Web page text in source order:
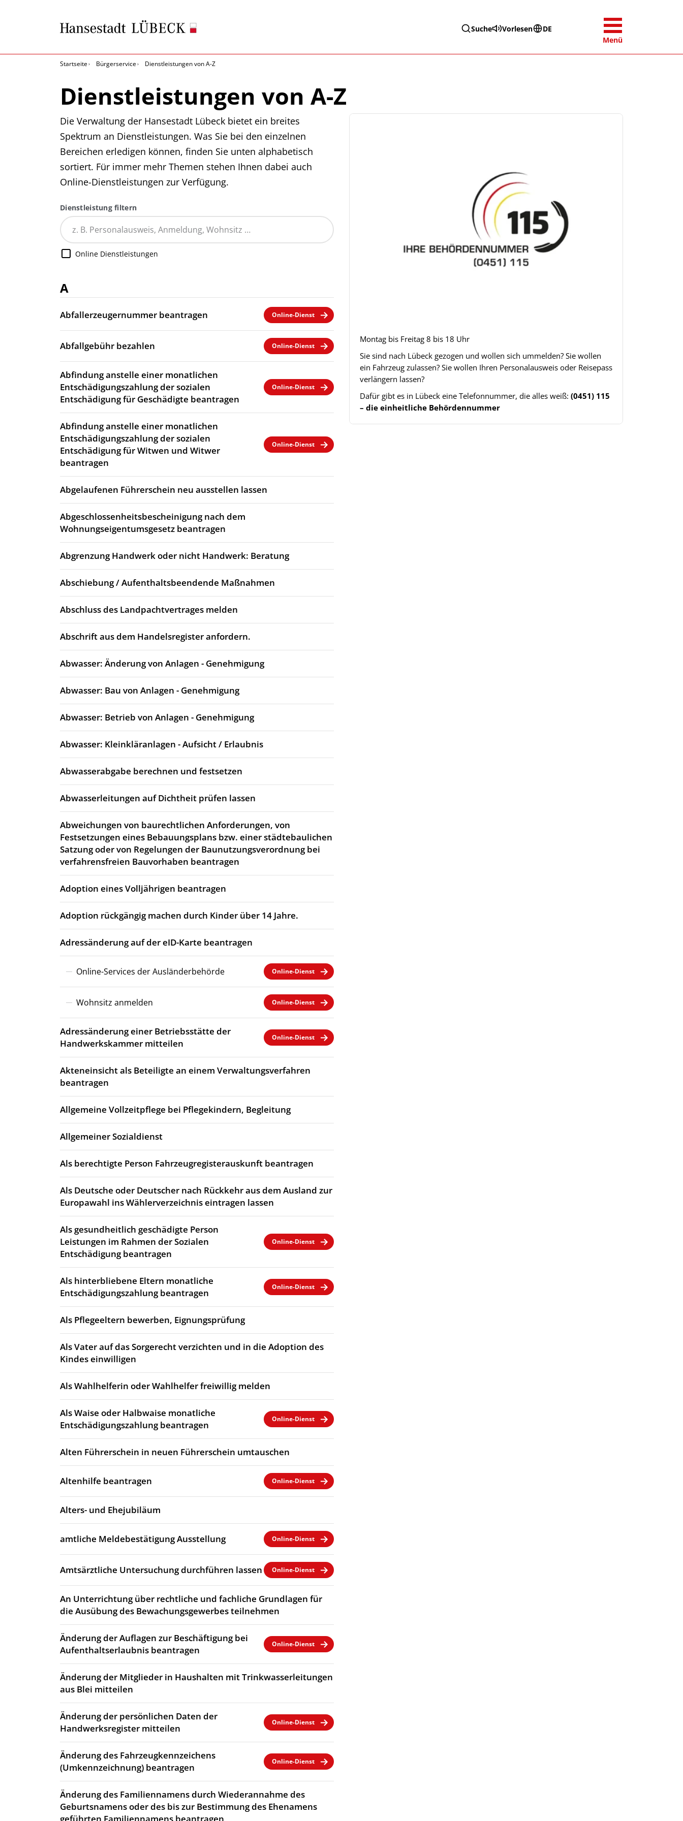
Suche Vorlesen
DE
Menü
Startseite Bürgerservice Dienstleistungen von A-Z
Dienstleistungen von A-Z
Die Verwaltung der Hansestadt Lübeck bietet ein breites
Spektrum an Dienstleistungen. Was Sie bei den einzelnen
Bereichen erledigen können, finden Sie unten alphabetisch
sortiert. Für immer mehr Themen stehen Ihnen dabei auch
Online-Dienstleistungen zur Verfügung.
Dienstleistung filtern
Online Dienstleistungen
A
Abfallerzeugernummer beantragen Online-Dienst
Abfallgebühr bezahlen Online-Dienst
Abfindung anstelle einer monatlichen
Entschädigungszahlung der sozialen
Entschädigung für Geschädigte beantragen
Online-Dienst
Abfindung anstelle einer monatlichen
Entschädigungszahlung der sozialen
Entschädigung für Witwen und Witwer
beantragen
Online-Dienst
Abgelaufenen Führerschein neu ausstellen lassen
Abgeschlossenheitsbescheinigung nach dem
Wohnungseigentumsgesetz beantragen
Abgrenzung Handwerk oder nicht Handwerk: Beratung
Abschiebung / Aufenthaltsbeendende Maßnahmen
Abschluss des Landpachtvertrages melden
Abschrift aus dem Handelsregister anfordern.
Abwasser: Änderung von Anlagen - Genehmigung
Abwasser: Bau von Anlagen - Genehmigung
Abwasser: Betrieb von Anlagen - Genehmigung
Abwasser: Kleinkläranlagen - Aufsicht / Erlaubnis
Abwasserabgabe berechnen und festsetzen
Abwasserleitungen auf Dichtheit prüfen lassen
Abweichungen von baurechtlichen Anforderungen, von
Festsetzungen eines Bebauungsplans bzw. einer städtebaulichen
Satzung oder von Regelungen der Baunutzungsverordnung bei
verfahrensfreien Bauvorhaben beantragen
Adoption eines Volljährigen beantragen
Adoption rückgängig machen durch Kinder über 14 Jahre.
Adressänderung auf der eID-Karte beantragen
Online-Services der Ausländerbehörde Online-Dienst
Wohnsitz anmelden Online-Dienst
Adressänderung einer Betriebsstätte der
Handwerkskammer mitteilen
Online-Dienst
Akteneinsicht als Beteiligte an einem Verwaltungsverfahren
beantragen
Allgemeine Vollzeitpflege bei Pflegekindern, Begleitung
Allgemeiner Sozialdienst
Als berechtigte Person Fahrzeugregisterauskunft beantragen
Als Deutsche oder Deutscher nach Rückkehr aus dem Ausland zur
Europawahl ins Wählerverzeichnis eintragen lassen
Als gesundheitlich geschädigte Person
Leistungen im Rahmen der Sozialen
Entschädigung beantragen
Online-Dienst
Als hinterbliebene Eltern monatliche
Entschädigungszahlung beantragen
Online-Dienst
Als Pflegeeltern bewerben, Eignungsprüfung
Als Vater auf das Sorgerecht verzichten und in die Adoption des
Kindes einwilligen
Als Wahlhelferin oder Wahlhelfer freiwillig melden
Als Waise oder Halbwaise monatliche
Entschädigungszahlung beantragen
Online-Dienst
Alten Führerschein in neuen Führerschein umtauschen
Altenhilfe beantragen Online-Dienst
Alters- und Ehejubiläum
amtliche Meldebestätigung Ausstellung Online-Dienst
Amtsärztliche Untersuchung durchführen lassen Online-Dienst
An Unterrichtung über rechtliche und fachliche Grundlagen für
die Ausübung des Bewachungsgewerbes teilnehmen
Änderung der Auflagen zur Beschäftigung bei
Aufenthaltserlaubnis beantragen
Online-Dienst
Änderung der Mitglieder in Haushalten mit Trinkwasserleitungen
aus Blei mitteilen
Änderung der persönlichen Daten der
Handwerksregister mitteilen
Online-Dienst
Änderung des Fahrzeugkennzeichens
(Umkennzeichnung) beantragen
Online-Dienst
Änderung des Familiennamens durch Wiederannahme des
Geburtsnamens oder des bis zur Bestimmung des Ehenamens
Montag bis Freitag 8 bis 18 Uhr
Sie sind nach Lübeck gezogen und wollen sich ummelden? Sie wollen
ein Fahrzeug zulassen? Sie wollen Ihren Personalausweis oder Reisepass
verlängern lassen?
Dafür gibt es in Lübeck eine Telefonnummer, die alles weiß: (0451) 115
– die einheitliche Behördennummer